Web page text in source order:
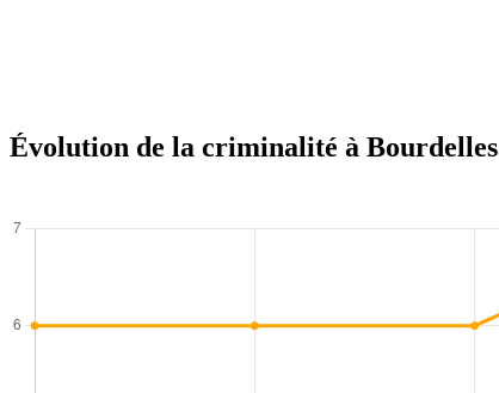
Évolution de la criminalité à Bourdelles